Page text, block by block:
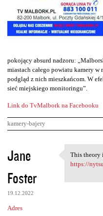
pokojący absurd nadzoru:
miastach całego powiatu kamery
podgląd z nich mieszkańcom. W
sieć miejskiego monitoringu”.
Link do TvMalbork na Facebooku
kamery-bajery
K
o
m
e
n
Jane
Foster
19.12.2022
Adres
This
This theory
https://